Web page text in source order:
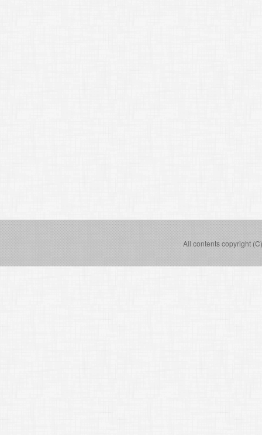
All contents copyright